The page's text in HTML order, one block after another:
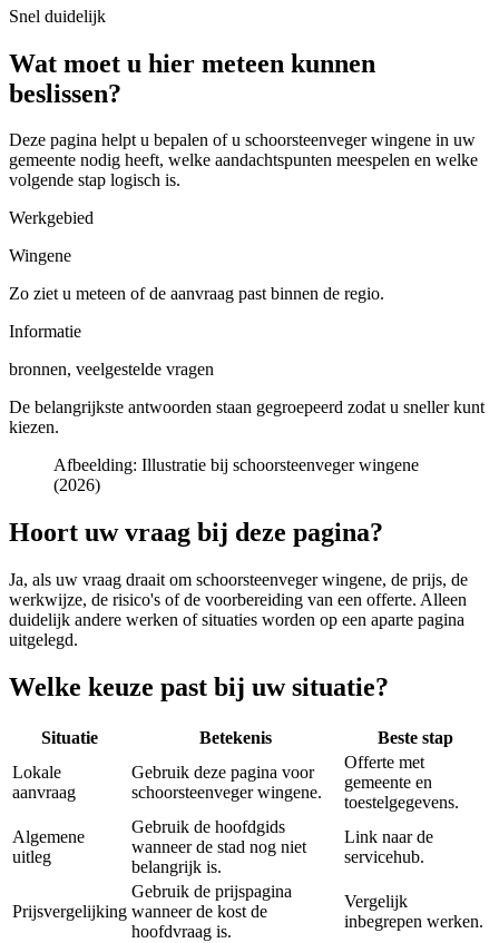
Snel duidelijk
Wat moet u hier meteen kunnen
beslissen?
Deze pagina helpt u bepalen of u schoorsteenveger wingene in uw
gemeente nodig heeft, welke aandachtspunten meespelen en welke
volgende stap logisch is.
Werkgebied
Wingene
Zo ziet u meteen of de aanvraag past binnen de regio.
Informatie
bronnen, veelgestelde vragen
De belangrijkste antwoorden staan gegroepeerd zodat u sneller kunt
kiezen.
Afbeelding: Illustratie bij schoorsteenveger wingene
(2026)
Hoort uw vraag bij deze pagina?
Ja, als uw vraag draait om schoorsteenveger wingene, de prijs, de
werkwijze, de risico's of de voorbereiding van een offerte. Alleen
duidelijk andere werken of situaties worden op een aparte pagina
uitgelegd.
Welke keuze past bij uw situatie?
Situatie Betekenis
Beste stap
Lokale
aanvraag
Gebruik deze pagina voor
schoorsteenveger wingene.
Offerte met
gemeente en
toestelgegevens.
Algemene
uitleg
Gebruik de hoofdgids
wanneer de stad nog niet
belangrijk is.
Link naar de
servicehub.
Prijsvergelijking
Gebruik de prijspagina
wanneer de kost de
hoofdvraag is.
Vergelijk
inbegrepen werken.